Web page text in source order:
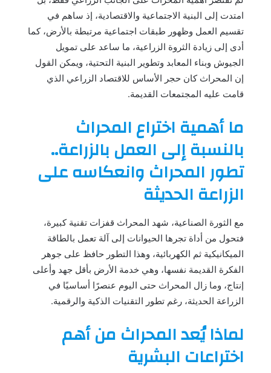
امتدت إلى البنية الاجتماعية والاقتصادية، إذ ساهم في
تقسيم العمل وظهور طبقات اجتماعية مرتبطة بالأرض، كما
أدى إلى زيادة الثروة الزراعية، ما ساعد على تمويل
الجيوش وبناء المعابد وتطوير البنية التحتية، ويمكن القول
إن المحراث كان حجر الأساس للاقتصاد الزراعي الذي
قامت عليه المجتمعات القديمة.
ما أهمية اختراع المحراث
بالنسبة إلى العمل بالزراعة..
تطور المحراث وانعكاسه على
الزراعة الحديثة
مع الثورة الصناعية، شهد المحراث قفزات تقنية كبيرة،
فتحول من أداة تجرها الحيوانات إلى آلة تعمل بالطاقة
الميكانيكية ثم الكهربائية، وهذا التطور حافظ على جوهر
الفكرة القديمة نفسها، وهي خدمة الأرض بأقل جهد وأعلى
إنتاج، وما زال المحراث حتى اليوم عنصرًا أساسيًا في
الزراعة الحديثة، رغم تطور التقنيات الذكية والرقمية.
لماذا يُعد المحراث من أهم
اختراعات البشرية